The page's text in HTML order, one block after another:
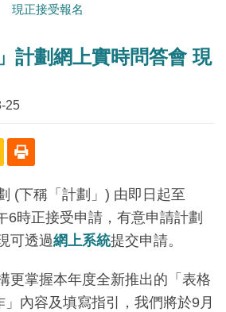
現正接受報名
計劃網上實時問答會 現
25
(下稱「計劃」) 由即日起至
6時正接受申請，有意申請計劃
可透過網上系統提交申請。
更掌握本年度全新推出的「表格
內容及填寫指引，我們將於9月